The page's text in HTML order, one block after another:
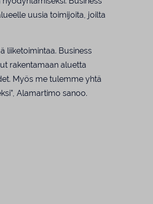
uusia toimijoita, joilta
liiketoimintaa. Business
rakentamaan aluetta
Myös me tulemme yhtä
Alamartimo sanoo.